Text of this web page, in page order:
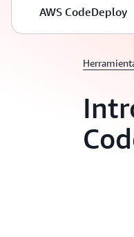
AWS CodeDeploy